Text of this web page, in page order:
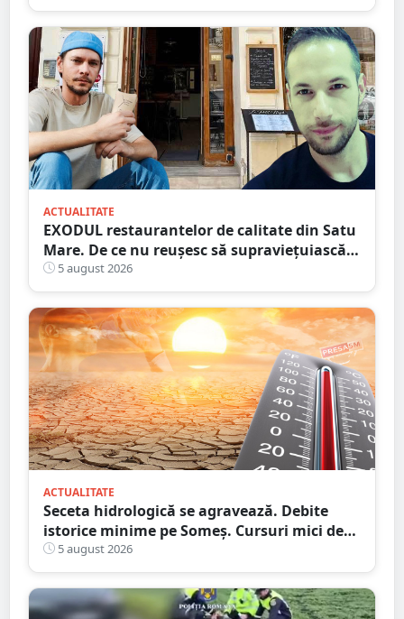
ACTUALITATE
EXODUL restaurantelor de calitate din Satu
Mare. De ce nu reușesc să supraviețuiască
localurile cu adevărat speciale?
5 august 2026
ACTUALITATE
Seceta hidrologică se agravează. Debite
istorice minime pe Someș. Cursuri mici de
ape au secat
5 august 2026